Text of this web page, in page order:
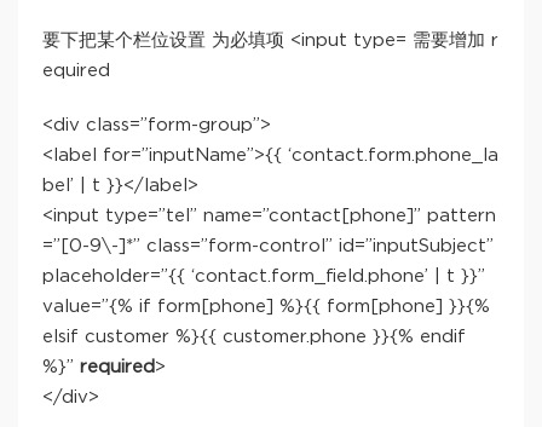
要下把某个栏位设置 为必填项 <input type= 需要增加 r
equired
<div class=”form-group”>
<label for=”inputName”>{{ ‘contact.form.phone_la
bel’ | t }}</label>
<input type=”tel” name=”contact[phone]” pattern
=”[0-9\-]*” class=”form-control” id=”inputSubject”
placeholder=”{{ ‘contact.form_field.phone’ | t }}”
value=”{% if form[phone] %}{{ form[phone] }}{%
elsif customer %}{{ customer.phone }}{% endif
%}” required >
</div>